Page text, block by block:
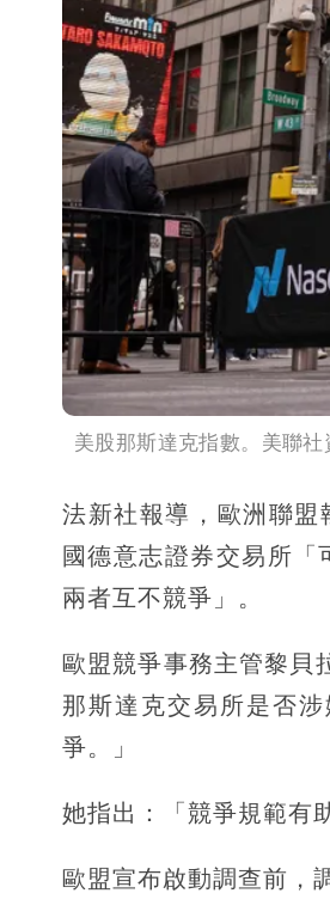
美股那斯達克指數。美聯社
法新社報導，歐洲聯
國德意志證券交易所
兩者互不競爭」。
歐盟競爭事務主管黎貝
那斯達克交易所是否
爭。」
她指出：「競爭規範有
歐盟宣布啟動調查前，